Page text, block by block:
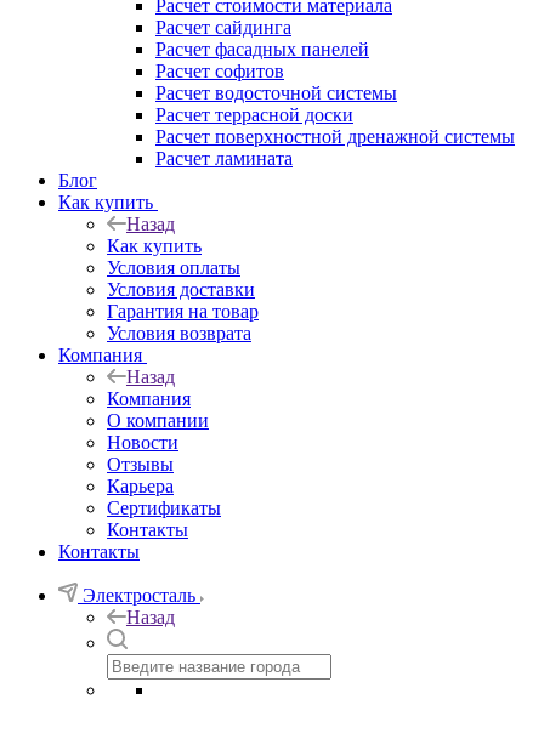
Расчет стоимости материала
Расчет сайдинга
Расчет фасадных панелей
Расчет софитов
Расчет водосточной системы
Расчет террасной доски
Расчет поверхностной дренажной системы
Расчет ламината
Блог
Как купить
Назад
Как купить
Условия оплаты
Условия доставки
Гарантия на товар
Условия возврата
Компания
Назад
Компания
О компании
Новости
Отзывы
Карьера
Сертификаты
Контакты
Контакты
Электросталь
Назад